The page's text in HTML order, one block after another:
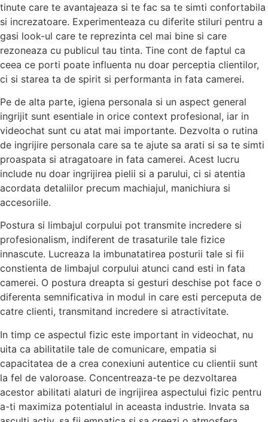
tinute care te avantajeaza si te fac sa te simti confortabila
si increzatoare. Experimenteaza cu diferite stiluri pentru a
gasi look-ul care te reprezinta cel mai bine si care
rezoneaza cu publicul tau tinta. Tine cont de faptul ca
ceea ce porti poate influenta nu doar perceptia clientilor,
ci si starea ta de spirit si performanta in fata camerei.
Pe de alta parte, igiena personala si un aspect general
ingrijit sunt esentiale in orice context profesional, iar in
videochat sunt cu atat mai importante. Dezvolta o rutina
de ingrijire personala care sa te ajute sa arati si sa te simti
proaspata si atragatoare in fata camerei. Acest lucru
include nu doar ingrijirea pielii si a parului, ci si atentia
acordata detaliilor precum machiajul, manichiura si
accesoriile.
Postura si limbajul corpului pot transmite incredere si
profesionalism, indiferent de trasaturile tale fizice
innascute. Lucreaza la imbunatatirea posturii tale si fii
constienta de limbajul corpului atunci cand esti in fata
camerei. O postura dreapta si gesturi deschise pot face o
diferenta semnificativa in modul in care esti perceputa de
catre clienti, transmitand incredere si atractivitate.
In timp ce aspectul fizic este important in videochat, nu
uita ca abilitatile tale de comunicare, empatia si
capacitatea de a crea conexiuni autentice cu clientii sunt
la fel de valoroase. Concentreaza-te pe dezvoltarea
acestor abilitati alaturi de ingrijirea aspectului fizic pentru
a-ti maximiza potentialul in aceasta industrie. Invata sa